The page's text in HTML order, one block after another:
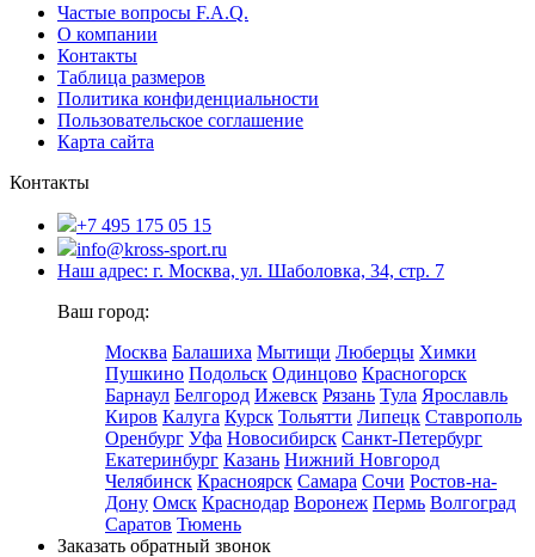
Частые вопросы F.A.Q.
О компании
Контакты
Таблица размеров
Политика конфиденциальности
Пользовательское соглашение
Карта сайта
Контакты
+7 495 175 05 15
info@kross-sport.ru
Наш адрес: г. Москва, ул. Шаболовка, 34, стр. 7
Ваш город:
Москва Балашиха Мытищи Люберцы Химки
Пушкино Подольск Одинцово Красногорск
Барнаул Белгород Ижевск Рязань Тула Ярославль
Киров Калуга Курск Тольятти Липецк Ставрополь
Оренбург Уфа Новосибирск Санкт-Петербург
Екатеринбург Казань Нижний Новгород
Челябинск Красноярск Самара Сочи Ростов-на-
Дону Омск Краснодар Воронеж Пермь Волгоград
Саратов Тюмень
Заказать обратный звонок